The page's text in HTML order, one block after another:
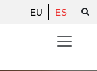
EU ES